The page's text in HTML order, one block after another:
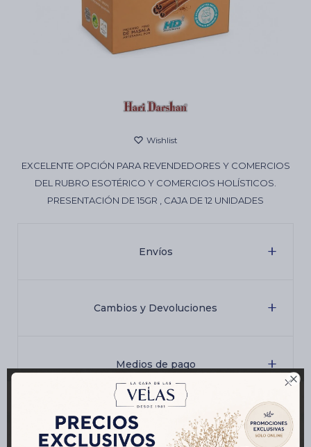

EXCELENTE OPCIÓN PARA REVENDEDORES Y COMERCIOS
DEL RUBRO ESOTÉRICO Y COMERCIOS HOLÍSTICOS.
PRESENTACIÓN DE 15GR , CAJA DE 12 UNIDADES
Envíos
Cambios y Devoluciones
Medios de pago
Cartas de Tarot
Aromatizantes de ambientes